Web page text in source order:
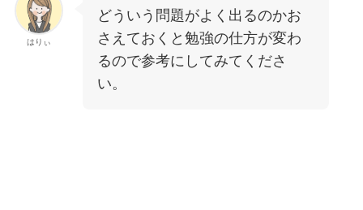
はりぃ
どういう問題がよく出るのかお
さえておくと勉強の仕方が変わ
るので参考にしてみてくださ
い。